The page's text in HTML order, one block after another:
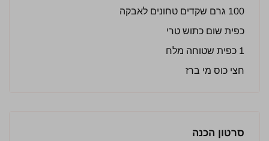
100 גרם שקדים טחונים לאבקה
כפית שום כתוש טרי
1 כפית שטוחה מלח
חצי כוס מי ברז
סרטון הכנה